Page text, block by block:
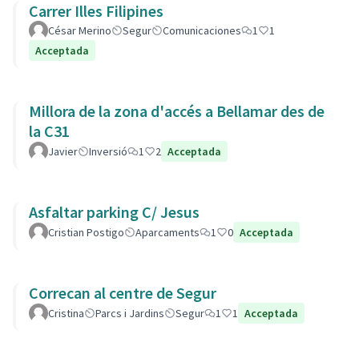
Carrer Illes Filipines
César Merino Segur Comunicaciones 1
1
Acceptada
Millora de la zona d'accés a Bellamar des de
la C31
Javier Inversió 1 2 Acceptada
Asfaltar parking C/ Jesus
Cristian Postigo Aparcaments 1 0 Acceptada
Correcan al centre de Segur
Cristina Parcs i Jardins Segur 1 1 Acceptada